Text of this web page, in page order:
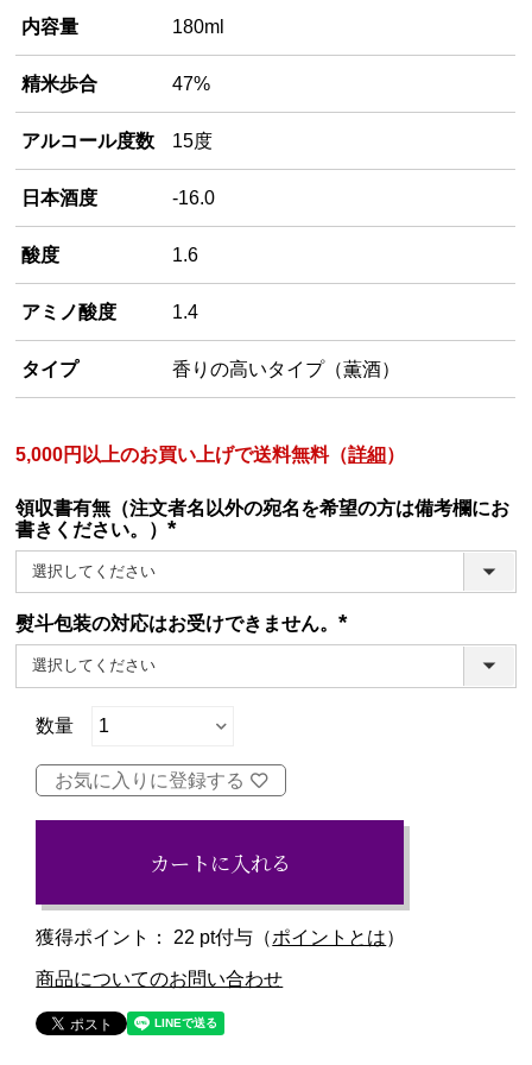
内容量 180ml
精米歩合 47%
アルコール度数 15度
日本酒度 -16.0
酸度 1.6
アミノ酸度 1.4
タイプ 香りの高いタイプ（薫酒）
5,000円以上のお買い上げで送料無料（詳細 ）
領収書有無（注文者名以外の宛名を希望の方は備考欄にお
書きください。）
(必
熨斗包装の対応はお受けできません。
(必
お気に入りに登録する
カートに入れる
獲得ポイント： 22 pt付与（ポイントとは）
商品についてのお問い合わせ